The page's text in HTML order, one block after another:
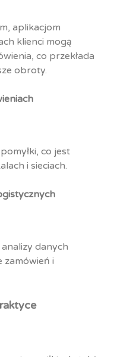
aplikacjom
klienci mogą
co przekłada
obroty.
co jest
i sieciach.
danych
zamówień i